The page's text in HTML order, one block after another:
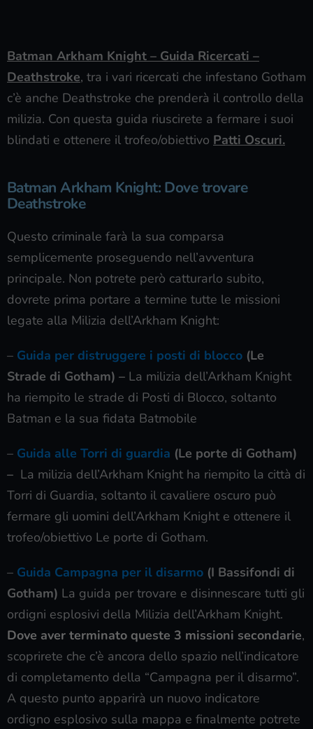
Batman Arkham Knight – Guida Ricercati –
Deathstroke, tra i vari ricercati che infestano Gotham
c’è anche Deathstroke che prenderà il controllo della
milizia. Con questa guida riuscirete a fermare i suoi
blindati e ottenere il trofeo/obiettivo Patti Oscuri.
Batman Arkham Knight: Dove trovare
Deathstroke
Questo criminale farà la sua comparsa
semplicemente proseguendo nell’avventura
principale. Non potrete però catturarlo subito,
dovrete prima portare a termine tutte le missioni
legate alla Milizia dell’Arkham Knight:
– Guida per distruggere i posti di blocco (Le
Strade di Gotham) – La milizia dell’Arkham Knight
ha riempito le strade di Posti di Blocco, soltanto
Batman e la sua fidata Batmobile
– Guida alle Torri di guardia (Le porte di Gotham)
– La milizia dell’Arkham Knight ha riempito la città di
Torri di Guardia, soltanto il cavaliere oscuro può
fermare gli uomini dell’Arkham Knight e ottenere il
trofeo/obiettivo Le porte di Gotham.
– Guida Campagna per il disarmo (I Bassifondi di
Gotham) La guida per trovare e disinnescare tutti gli
ordigni esplosivi della Milizia dell’Arkham Knight.
Dove aver terminato queste 3 missioni secondarie,
scoprirete che c’è ancora dello spazio nell’indicatore
di completamento della “Campagna per il disarmo”.
A questo punto apparirà un nuovo indicatore
ordigno esplosivo sulla mappa e finalmente potrete